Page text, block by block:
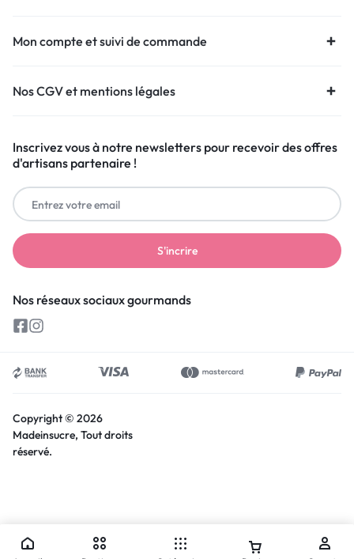
Mon compte et suivi de commande
Nos CGV et mentions légales
Inscrivez vous à notre newsletters pour recevoir des offres
d'artisans partenaire !
Nos réseaux sociaux gourmands
Copyright © 2026
Madeinsucre, Tout droits
réservé.